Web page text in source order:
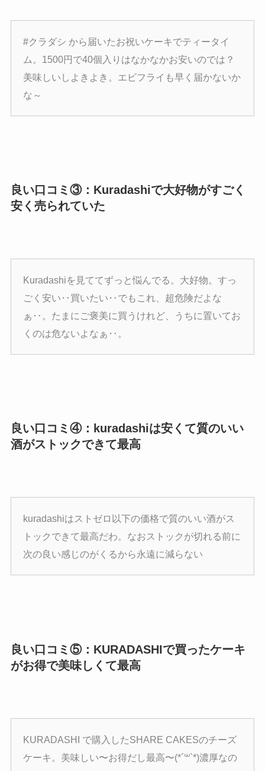
#クラダシ から届いたお祝いケーキでティータイ
ム。1500円で40個入りはなかなかお安いのでは？
美味しいしよきよき。エビフライも早く届かないか
な～
良い口コミ③：Kuradashiで大好物がすごく
安く売られていた
Kuradashiを見ててずっと悩んでる。大好物。すっ
ごく安い‥買いたい‥でもこれ、超危険だよな
ぁ‥。たまにご褒美に買うけれど、うちに置いてお
くのは危ないよなぁ‥。
良い口コミ④：kuradashiは安くて質のいい
酒がストックできて最高
kuradashiはストゼロ以下の価格で質のいい酒がス
トックできて最高だわ。なおストックが切れる前に
次の良い感じのがくるから永遠に減らない
良い口コミ⑤：KURADASHIで買ったケーキ
がお得で美味しくて最高
KURADASHI で購入したSHARE CAKESのチーズ
ケーキ。美味しい〜お得だし最高〜(*´꒳`*)濃厚なの